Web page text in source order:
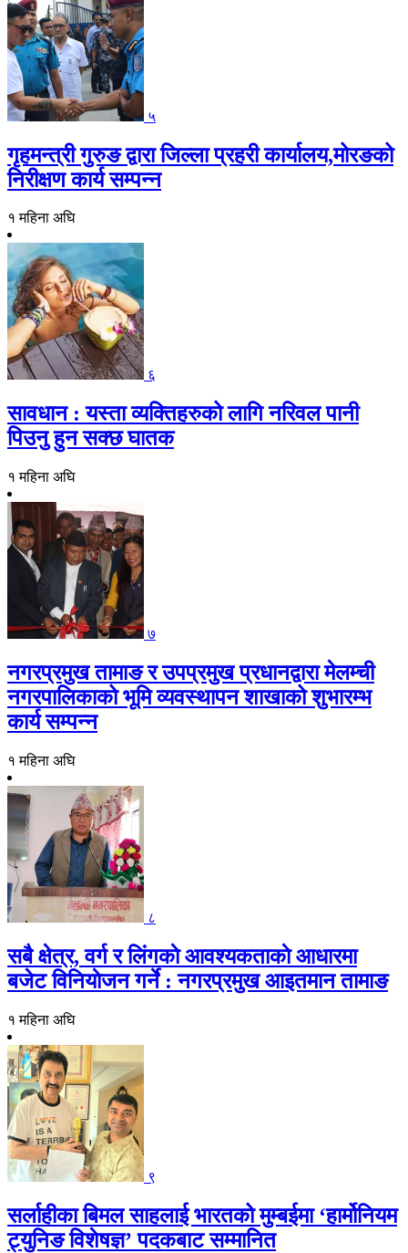
५
गृहमन्त्री गुरुङ द्वारा जिल्ला प्रहरी कार्यालय,मोरङको
निरीक्षण कार्य सम्पन्न
१ महिना अघि
६
सावधान : यस्ता व्यक्तिहरुको लागि नरिवल पानी
पिउनु हुन सक्छ घातक
१ महिना अघि
७
नगरप्रमुख तामाङ र उपप्रमुख प्रधानद्वारा मेलम्ची
नगरपालिकाको भूमि व्यवस्थापन शाखाको शुभारम्भ
कार्य सम्पन्न
१ महिना अघि
८
सबै क्षेत्र, वर्ग र लिंगकाे आवश्यकताकाे आधारमा
बजेट विनियाेजन गर्ने : नगरप्रमुख आइतमान तामाङ
१ महिना अघि
९
सर्लाहीका बिमल साहलाई भारतको मुम्बईमा ‘हार्मोनियम
ट्युनिङ विशेषज्ञ’ पदकबाट सम्मानित